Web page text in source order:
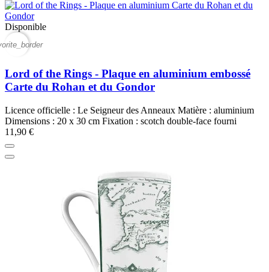
Disponible
Lord of the Rings - Plaque en aluminium embossé
Carte du Rohan et du Gondor
Licence officielle : Le Seigneur des Anneaux Matière : aluminium
Dimensions : 20 x 30 cm Fixation : scotch double-face fourni
11,90 €